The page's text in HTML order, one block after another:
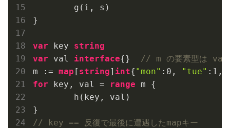
}
var key string
var val interface{} // m の要素型は val
m := map [ string] int{ "mon" : 0 , "tue" : 1 ,
for key, val = range m {
// key == 反復で最後に遭遇したmapキー